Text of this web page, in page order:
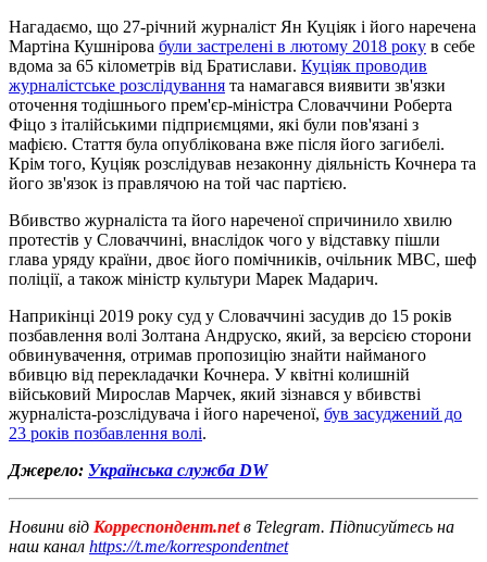
Нагадаємо, що 27-річний журналіст Ян Куціяк і його наречена
Мартіна Кушнірова були застрелені в лютому 2018 року в себе
вдома за 65 кілометрів від Братислави. Куціяк проводив
журналістське розслідування та намагався виявити зв'язки
оточення тодішнього прем'єр-міністра Словаччини Роберта
Фіцо з італійськими підприємцями, які були пов'язані з
мафією. Стаття була опублікована вже після його загибелі.
Крім того, Куціяк розслідував незаконну діяльність Кочнера та
його зв'язок із правлячою на той час партією.
Вбивство журналіста та його нареченої спричинило хвилю
протестів у Словаччині, внаслідок чого у відставку пішли
глава уряду країни, двоє його помічників, очільник МВС, шеф
поліції, а також міністр культури Марек Мадарич.
Наприкінці 2019 року суд у Словаччині засудив до 15 років
позбавлення волі Золтана Андруско, який, за версією сторони
обвинувачення, отримав пропозицію знайти найманого
вбивцю від перекладачки Кочнера. У квітні колишній
військовий Мирослав Марчек, який зізнався у вбивстві
журналіста-розслідувача і його нареченої, був засуджений до
23 років позбавлення волі.
Джерело: Українська служба DW
Новини від Корреспондент.netв Telegram. Підписуйтесь на
наш канал https://t.me/korrespondentnet